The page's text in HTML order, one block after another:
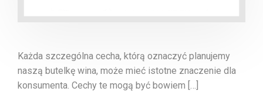
Każda szczególna cecha, którą oznaczyć planujemy
naszą butelkę wina, może mieć istotne znaczenie dla
konsumenta. Cechy te mogą być bowiem […]